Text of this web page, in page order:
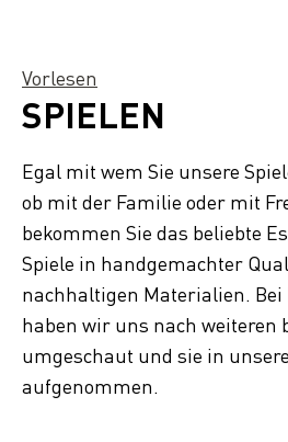
Vorlesen
SPIELEN
Egal mit wem Sie unsere
ob mit der Familie oder mit
bekommen Sie das beliebte
Spiele in handgemachter
nachhaltigen Materialien.
haben wir uns nach weiteren
umgeschaut und sie in
aufgenommen.